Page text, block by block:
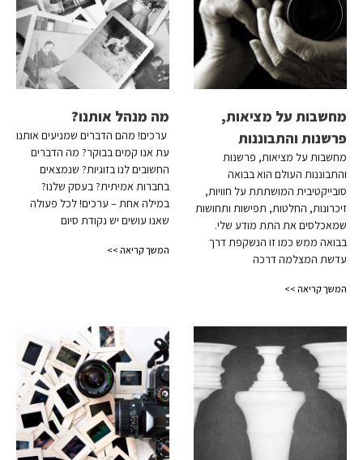
מחשבות על מציאות,
פרשנות והתבוננות
מחשבות על מציאות, פרשנות
והתבוננות העולם הוא בבואה
סובייקטיבית המושתתת על חוויות,
זיכרונות, החלטות, תפישות ותחושות
שמאכלסים את התת מודע שלי.
בבואה ממש כמו זו הנשקפת דרך
עדשת המצלמה דרכה
המשך קריאה >>
מה מנהל אותנו?
ערכים! מהם הדברים שמניעים אותנו
עת אנו קמים בבוקר? מה הדברים
החשובים לנו בזוגיות? שנמצאים
בחברות אמיתית? בעסק שלנו?
במילה אחת – ערכים! לכל פעולה
שאנו עושים יש נקודת סיום
המשך קריאה >>